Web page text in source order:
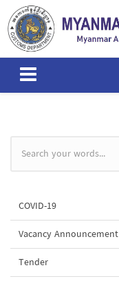
Skip to main content
Search form
COVID-19
Vacancy Announcement
Tender